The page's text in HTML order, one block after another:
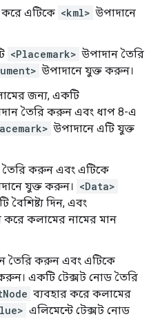
করে এটিকে <kml> উপাদানে
<Placemark> উপাদান তৈরি
উপাদানে যুক্ত করুন।
জন্য, একটি
তৈরি করুন এবং ধাপ 8-এ
উপাদানে এটি যুক্ত
তৈরি করুন এবং এটিকে
যুক্ত করুন। <Data>
বৈশিষ্ট্য দিন, এবং
করে কলামের নামের মান
তৈরি করুন এবং এটিকে
একটি টেক্সট নোড তৈরি
ব্যবহার করে কলামের
এলিমেন্টে টেক্সট নোড